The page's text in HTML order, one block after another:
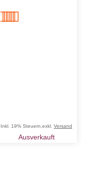
Bewertung:
Inkl. 19% Steuern exkl. Versand
Ausverkauft